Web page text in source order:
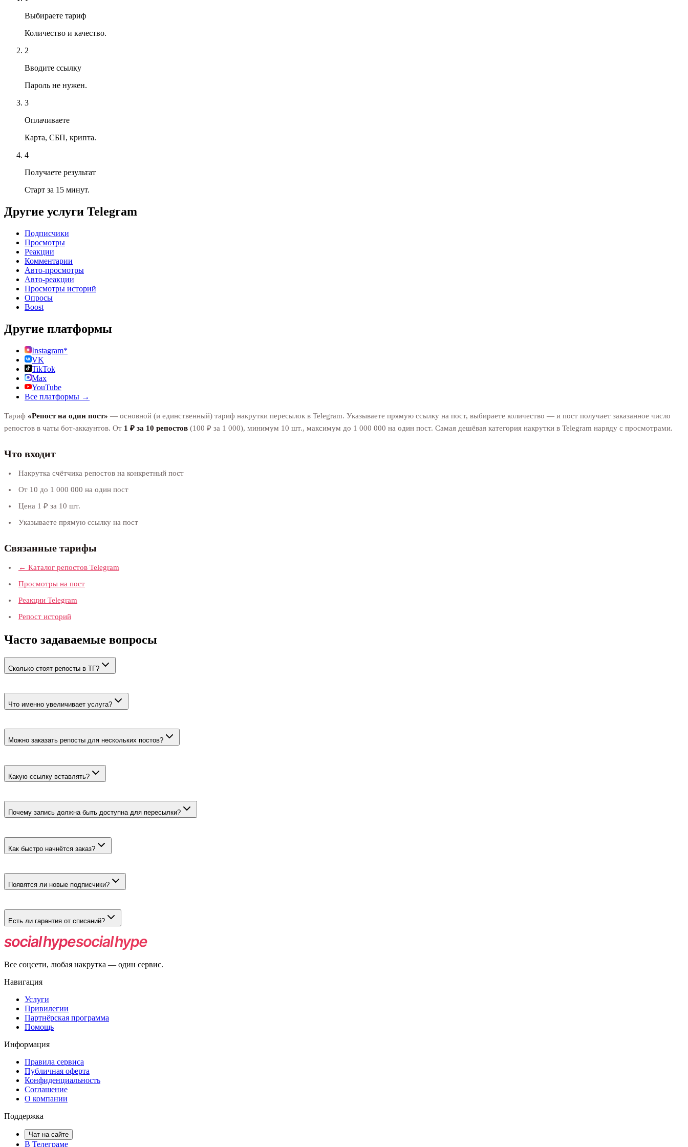
Выбираете тариф
Количество и качество.
2
Вводите ссылку
Пароль не нужен.
3
Оплачиваете
Карта, СБП, крипта.
4
Получаете результат
Старт за 15 минут.
Другие услуги Telegram
Подписчики
Просмотры
Реакции
Комментарии
Авто-просмотры
Авто-реакции
Просмотры историй
Опросы
Boost
Другие платформы
Instagram*
VK
TikTok
Max
YouTube
Все платформы →
Тариф «Репост на один пост» — основной (и единственный) тариф накрутки пересылок в Telegram. Указываете прямую ссылку на пост, выбираете количество — и пост получает заказанное число
репостов в чаты бот-аккаунтов. От 1 ₽ за 10 репостов (100 ₽ за 1 000), минимум 10 шт., максимум до 1 000 000 на один пост. Самая дешёвая категория накрутки в Telegram наряду с просмотрами.
Что входит
Накрутка счётчика репостов на конкретный пост
От 10 до 1 000 000 на один пост
Цена 1 ₽ за 10 шт.
Указываете прямую ссылку на пост
Связанные тарифы
← Каталог репостов Telegram
Просмотры на пост
Реакции Telegram
Репост историй
Часто задаваемые вопросы
Сколько стоят репосты в ТГ?
Что именно увеличивает услуга?
Можно заказать репосты для нескольких постов?
Какую ссылку вставлять?
Почему запись должна быть доступна для пересылки?
Как быстро начнётся заказ?
Появятся ли новые подписчики?
Есть ли гарантия от списаний?
Нет. Возможны списания, автоматического восстановления количества нет.
Все соцсети, любая накрутка — один сервис.
Навигация
Услуги
Привилегии
Партнёрская программа
Помощь
Информация
Правила сервиса
Публичная оферта
Конфиденциальность
Соглашение
О компании
Поддержка
Чат на сайте
В Телеграме